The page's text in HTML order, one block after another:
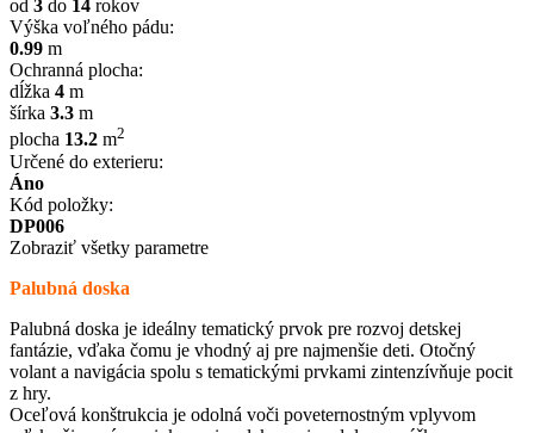
od 3 do 14 rokov
Výška voľného pádu:
0.99 m
Ochranná plocha:
dĺžka 4 m
šírka 3.3 m
plocha 13.2 m2
Určené do exterieru:
Áno
Kód položky:
DP006
Zobraziť všetky parametre
Palubná doska
Palubná doska je ideálny tematický prvok pre rozvoj detskej
fantázie, vďaka čomu je vhodný aj pre najmenšie deti. Otočný
volant a navigácia spolu s tematickými prvkami zintenzívňuje pocit
z hry.
Oceľová konštrukcia je odolná voči poveternostným vplyvom